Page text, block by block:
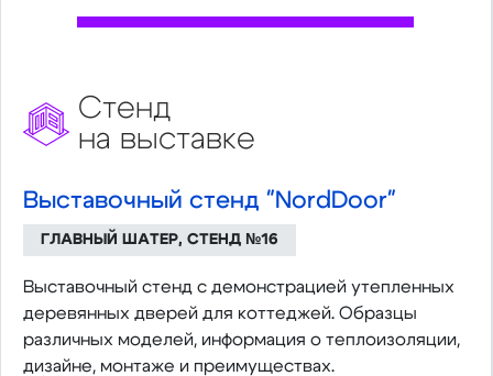
Стенд
на выставке
Выставочный стенд "NordDoor"
ГЛАВНЫЙ ШАТЕР, СТЕНД №16
Выставочный стенд с демонстрацией утепленных
деревянных дверей для коттеджей. Образцы
различных моделей, информация о теплоизоляции,
дизайне, монтаже и преимуществах.